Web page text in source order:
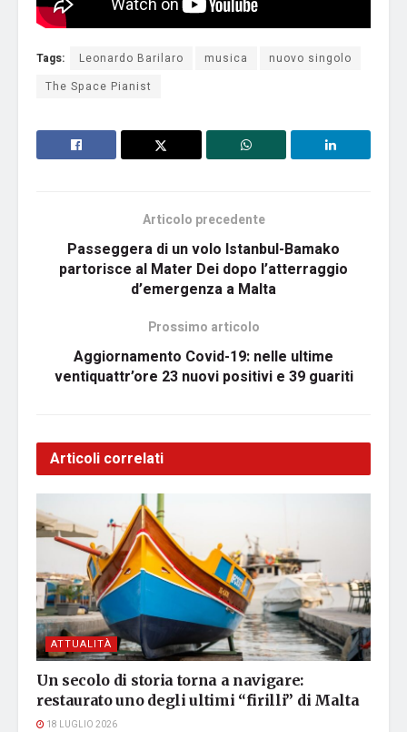
Tags: Leonardo Barilaro musica
nuovo singolo
The Space Pianist
Articolo precedente
Passeggera di un volo Istanbul-Bamako
partorisce al Mater Dei dopo l’atterraggio
d’emergenza a Malta
Prossimo articolo
Aggiornamento Covid-19: nelle ultime
ventiquattr’ore 23 nuovi positivi e 39 guariti
Articoli correlati
ATTUALITÀ
Un secolo di storia torna a navigare:
restaurato uno degli ultimi “firilli” di Malta
18 LUGLIO 2026